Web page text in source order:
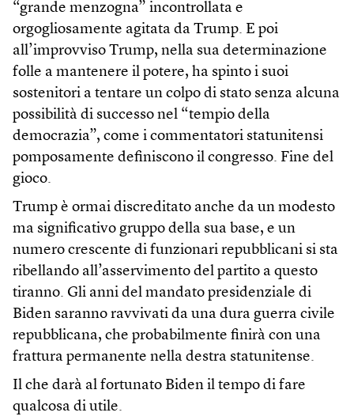
“grande menzogna” incontrollata e
orgogliosamente agitata da Trump. E poi
all’improvviso Trump, nella sua determinazione
folle a mantenere il potere, ha spinto i suoi
sostenitori a tentare un colpo di stato senza alcuna
possibilità di successo nel “tempio della
democrazia”, come i commentatori statunitensi
pomposamente definiscono il congresso. Fine del
gioco.
Trump è ormai discreditato anche da un modesto
ma significativo gruppo della sua base, e un
numero crescente di funzionari repubblicani si sta
ribellando all’asservimento del partito a questo
tiranno. Gli anni del mandato presidenziale di
Biden saranno ravvivati da una dura guerra civile
repubblicana, che probabilmente finirà con una
frattura permanente nella destra statunitense.
Il che darà al fortunato Biden il tempo di fare
qualcosa di utile.